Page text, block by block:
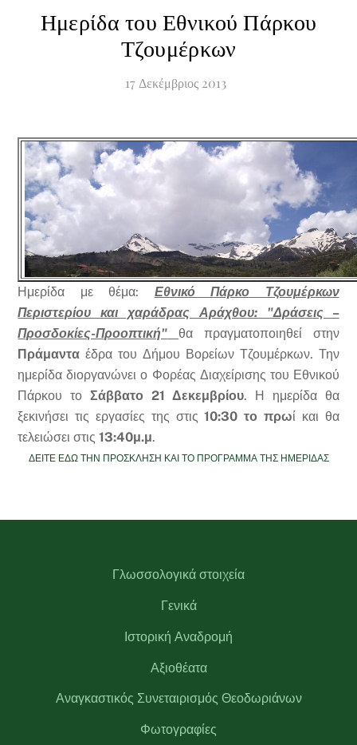
Ημερίδα του Εθνικού Πάρκου
Τζουμέρκων
17 Δεκέμβριος 2013
Ημερίδα με θέμα: Εθνικό Πάρκο Τζουμέρκων
Περιστερίου και χαράδρας Αράχθου: "Δράσεις –
Προσδοκίες-Προοπτική"
θα πραγματοποιηθεί στην
Πράμανταέδρα του Δήμου Βορείων Τζουμέρκων. Την
ημερίδα διοργανώνει ο Φορέας Διαχείρισης του Εθνικού
Πάρκου το Σάββατο 21 Δεκεμβρίου. Η ημερίδα θα
ξεκινήσει τις εργασίες της στις10:30 το πρωί και θα
τελειώσει στις13:40μ.μ.
ΔΕΙΤΕ ΕΔΩ ΤΗΝ ΠΡΟΣΚΛΗΣΗ ΚΑΙ ΤΟ ΠΡΟΓΡΑΜΜΑ ΤΗΣ ΗΜΕΡΙΔΑΣ
Γλωσσολογικά στοιχεία
Γενικά
Ιστορική Αναδρομή
Αξιοθέατα
Αναγκαστικός Συνεταιρισμός Θεοδωριάνων
Φωτογραφίες